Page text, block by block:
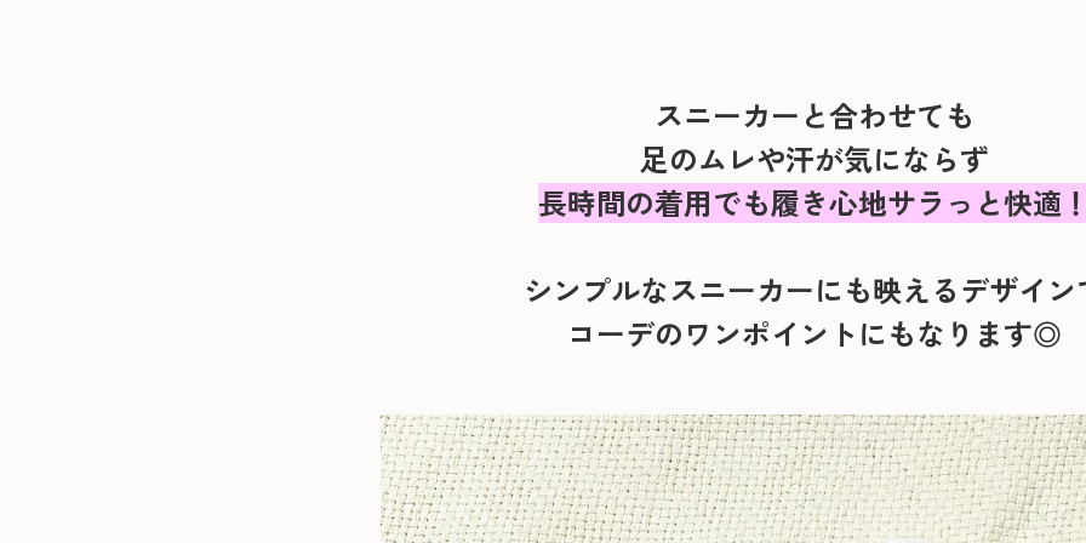
スニーカーと合わせても
足のムレや汗が気にならず
長時間の着用でも履き心地サラっと快適
シンプルなスニーカーにも映えるデザイン
コーデのワンポイントにもなります◎